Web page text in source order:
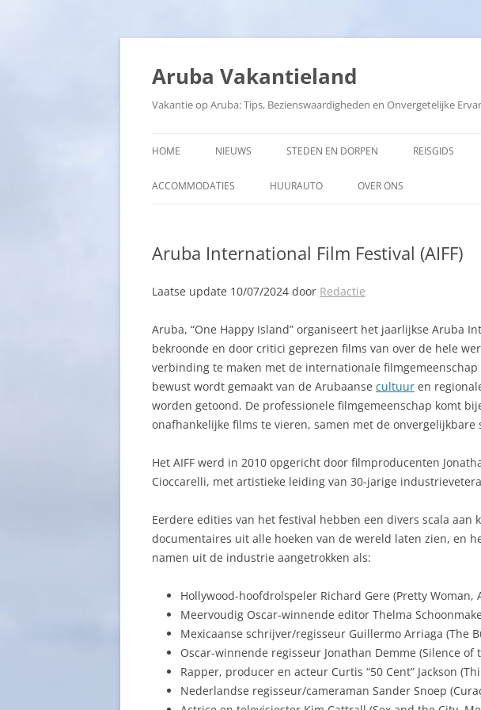
Ga
inhoud
Aruba Vakantieland
Vakantie op Aruba: Tips, Bezienswaardigheden en Onvergetelijke
HOME NIEUWS STEDEN EN DORPEN REISGIDS
ACCOMMODATIES HUURAUTO OVER ONS
COPYRIGHT
OPMERKINGEN
Aruba International Film Festival (AIFF)
Laatse update 10/07/2024 door Redactie
Aruba, “One Happy Island” organiseert het jaarlijkse Aruba
bekroonde en door critici geprezen films van over de hele
verbinding te maken met de internationale
bewust wordt gemaakt van de Arubaanse cultuur en
worden getoond. De professionele filmgemeenschap komt
onafhankelijke films te vieren, samen met de onvergelijkbare
Het AIFF werd in 2010 opgericht door filmproducenten
Cioccarelli, met artistieke leiding van 30-jarige
Eerdere edities van het festival hebben een divers scala aan
documentaires uit alle hoeken van de wereld laten zien, en
namen uit de industrie aangetrokken als:
Hollywood-hoofdrolspeler Richard Gere (Pretty Woman,
Meervoudig Oscar-winnende editor Thelma
Mexicaanse schrijver/regisseur Guillermo Arriaga (The
Oscar-winnende regisseur Jonathan Demme (Silence of
Rapper, producer en acteur Curtis “50 Cent” Jackson
Nederlandse regisseur/cameraman Sander Snoep